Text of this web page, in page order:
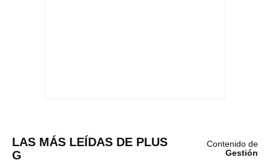
LAS MÁS LEÍDAS DE PLUS
G
Contenido de
Gestión